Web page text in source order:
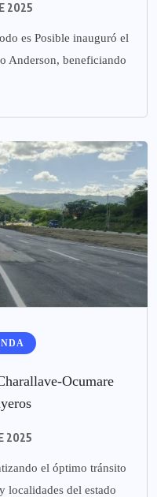
2025
es Posible inauguró el
Anderson, beneficiando
Ocumare
2025
el óptimo tránsito
localidades del estado